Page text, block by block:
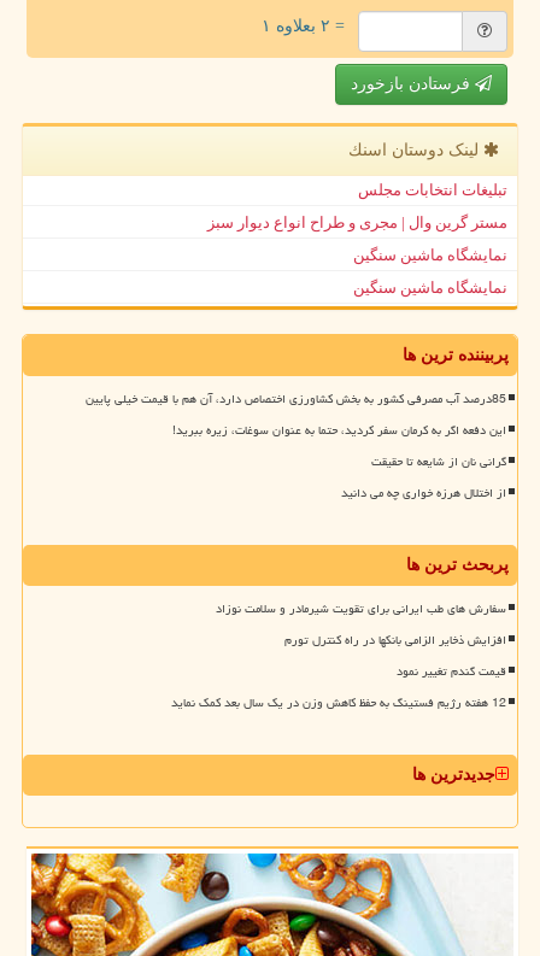
= ۲ بعلاوه ۱
فرستادن بازخورد
لینک دوستان اسنك
تبلیغات انتخابات مجلس
مستر گرین وال | مجری و طراح انواع دیوار سبز
نمایشگاه ماشین سنگین
نمایشگاه ماشین سنگین
پربیننده ترین ها
85درصد آب مصرفی کشور به بخش کشاورزی اختصاص دارد، آن هم با قیمت خیلی پایین
این دفعه اگر به کرمان سفر کردید، حتما به عنوان سوغات، زیره ببرید!
گرانی نان از شایعه تا حقیقت
از اختلال هرزه خواری چه می دانید
پربحث ترین ها
سفارش های طب ایرانی برای تقویت شیرمادر و سلامت نوزاد
افزایش ذخایر الزامی بانکها در راه کنترل تورم
قیمت گندم تغییر نمود
12 هفته رژیم فستینگ به حفظ کاهش وزن در یک سال بعد کمک نماید
جدیدترین ها